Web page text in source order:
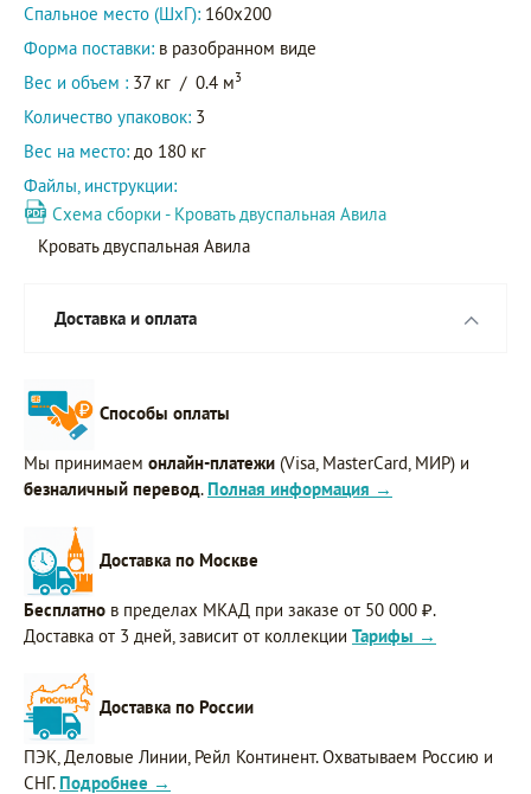
Спальное место (ШхГ): 160х200
Форма поставки: в разобранном виде
Вес и объем : 37 кг / 0.4 м3
Количество упаковок: 3
Вес на место: до 180 кг
Файлы, инструкции:
Схема сборки - Кровать двуспальная Авила
Кровать двуспальная Авила
Доставка и оплата
Способы оплаты
Мы принимаем онлайн-платежи (Visa, MasterCard, МИР) и
безналичный перевод. Полная информация →
Доставка по Москве
Бесплатно в пределах МКАД при заказе от 50 000 ₽.
Доставка от 3 дней, зависит от коллекции Тарифы →
Доставка по России
ПЭК, Деловые Линии, Рейл Континент. Охватываем Россию и
СНГ. Подробнее →